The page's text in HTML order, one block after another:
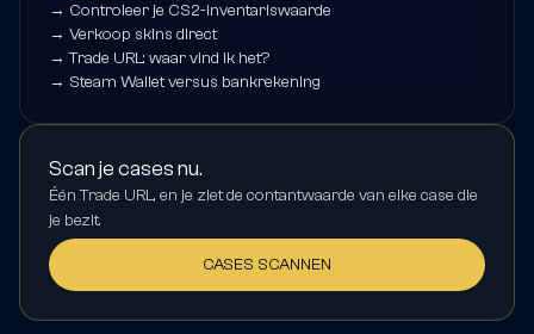
→ Controleer je CS2-inventariswaarde
→ Verkoop skins direct
→Trade URL: waar vind ik het?
→ Steam Wallet versus bankrekening
Scan je cases nu.
Één Trade URL, en je ziet de contantwaarde van elke case die
je bezit.
CASES SCANNEN